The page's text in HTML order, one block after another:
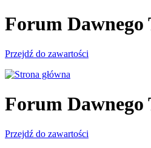
Forum Dawnego
Przejdź do zawartości
Forum Dawnego
Przejdź do zawartości